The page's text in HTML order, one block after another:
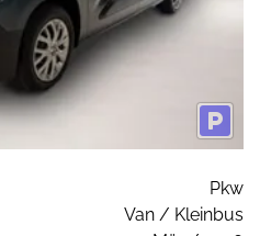
Pkw
Van / Kleinbus